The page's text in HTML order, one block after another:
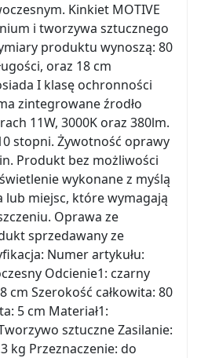
Kinkiet MOTIVE
i tworzywa sztucznego
produktu wynoszą: 80
oraz 18 cm
I klasę ochronności
zintegrowane źrodło
11W, 3000K oraz 380lm.
stopni. Żywotność oprawy
Produkt bez możliwości
wykonane z myślą
miejsc, które wymagają
Oprawa ze
sprzedawany ze
Numer artykułu:
Odcienie1: czarny
cm Szerokość całkowita: 80
5 cm Materiał1:
sztuczne Zasilanie:
kg Przeznaczenie: do